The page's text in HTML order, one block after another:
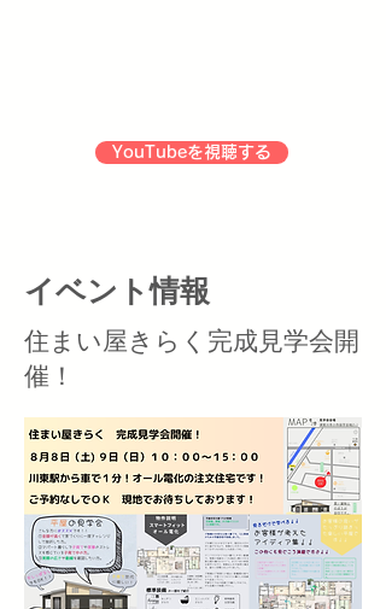
YouTubeを視聴する
​イベント情報
住まい屋きらく完成見学会開
催！